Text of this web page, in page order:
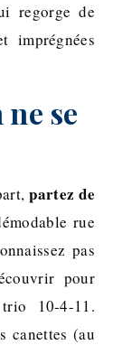
regorge de
imprégnées
se
partez de
rue
pas
pour
10-4-11.
canettes (au